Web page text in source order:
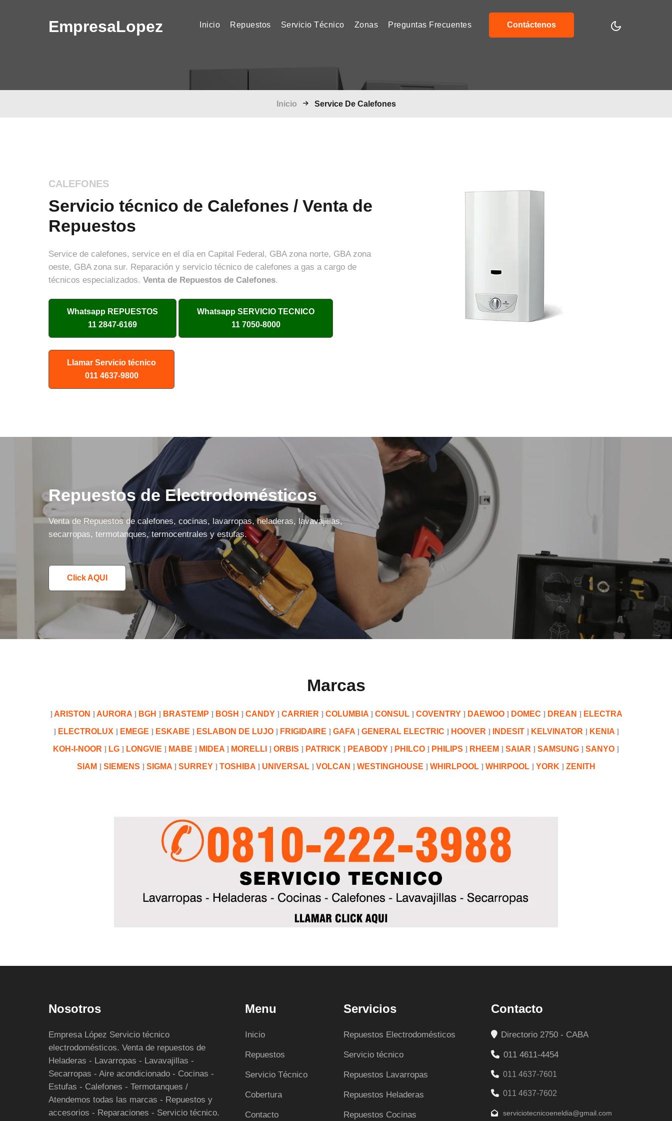
EmpresaLopez Inicio(current)
Repuestos Servicio Técnico Zonas Preguntas Frecuentes Contáctenos
Inicio Service De Calefones
CALEFONES
Servicio técnico de Calefones / Venta de
Repuestos
Service de calefones, service en el día en Capital Federal, GBA zona norte, GBA zona
oeste, GBA zona sur. Reparación y servicio técnico de calefones a gas a cargo de
técnicos especializados. Venta de Repuestos de Calefones.
Whatsapp REPUESTOS
11 2847-6169
Whatsapp SERVICIO TECNICO
11 7050-8000
Llamar Servicio técnico
011 4637-9800
Repuestos de Electrodomésticos
Venta de Repuestos de calefones, cocinas, lavarropas, heladeras, lavavajillas,
secarropas, termotanques, termocentrales y estufas.
Click AQUI
Marcas
ARISTON AURORA BGH BRASTEMP BOSH CANDY CARRIER COLUMBIA CONSUL COVENTRY DAEWOO DOMEC DREAN ELECTRA
ELECTROLUX EMEGE ESKABE ESLABON DE LUJO FRIGIDAIRE GAFA GENERAL ELECTRIC HOOVER INDESIT KELVINATOR KENIA
KOH-I-NOOR LG LONGVIE MABE MIDEA MORELLI ORBIS PATRICK PEABODY PHILCO PHILIPS RHEEM SAIAR SAMSUNG SANYO
SIAM SIEMENS SIGMA SURREY TOSHIBA UNIVERSAL VOLCAN WESTINGHOUSE WHIRLPOOL WHIRPOOL YORK ZENITH
Nosotros
Empresa López Servicio técnico
electrodomésticos. Venta de repuestos de
Heladeras - Lavarropas - Lavavajillas -
Secarropas - Aire acondicionado - Cocinas -
Estufas - Calefones - Termotanques /
Atendemos todas las marcas - Repuestos y
accesorios - Reparaciones - Servicio técnico.
Menu
Inicio
Repuestos
Servicio Técnico
Cobertura
Contacto
Servicios
Repuestos Electrodomésticos
Servicio técnico
Repuestos Lavarropas
Repuestos Heladeras
Repuestos Cocinas
Contacto
Directorio 2750 - CABA
011 4611-4454
011 4637-7601
011 4637-7602
serviciotecnicoeneldia@gmail.com